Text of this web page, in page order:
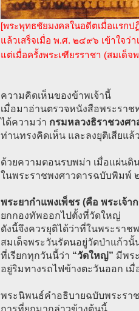
[พระพุทธชัยมงคลในอดีตเมื่อแรก
แล้วเสร็จเมื่อ พ.ศ. ๒๔๙๖ เข้าใจว่
แต่เมื่อครั้งพระเฑียรราชา (สมเด็
ความคิดเห็นของข้าพเจ้านี้
เมื่อมาอ่านตรวจหนังสือพระรา
ได้ความว่า กรมหลวงธิราชวงศ
ท่านทรงคิดเห็น และลงยุติเสียแ
ด้วยความตอนรบพม่า เมื่อแผ่นดิ
ในพระราชพงศาวดารฉบับพิมพ์
พระยากำแพงเพ็ชร (คือ พระเจ้า
ยกกองทัพออกไปตั้งที่วัดใหญ่
ดังนี้จึงควรยุติได้ว่าที่ในพระราช
สมเด็จพระวันรัตนอยู่วัดป่าแก้ว
ที่เรียกทุกวันนี้ว่า “วัดใหญ่” มีพร
อยู่ริมทางรถไฟข้างตะวันออก เมื่
พระนิพนธ์คำอธิบายฉบับพระรา
การที่ยกมากล่าวข้างต้นนี้